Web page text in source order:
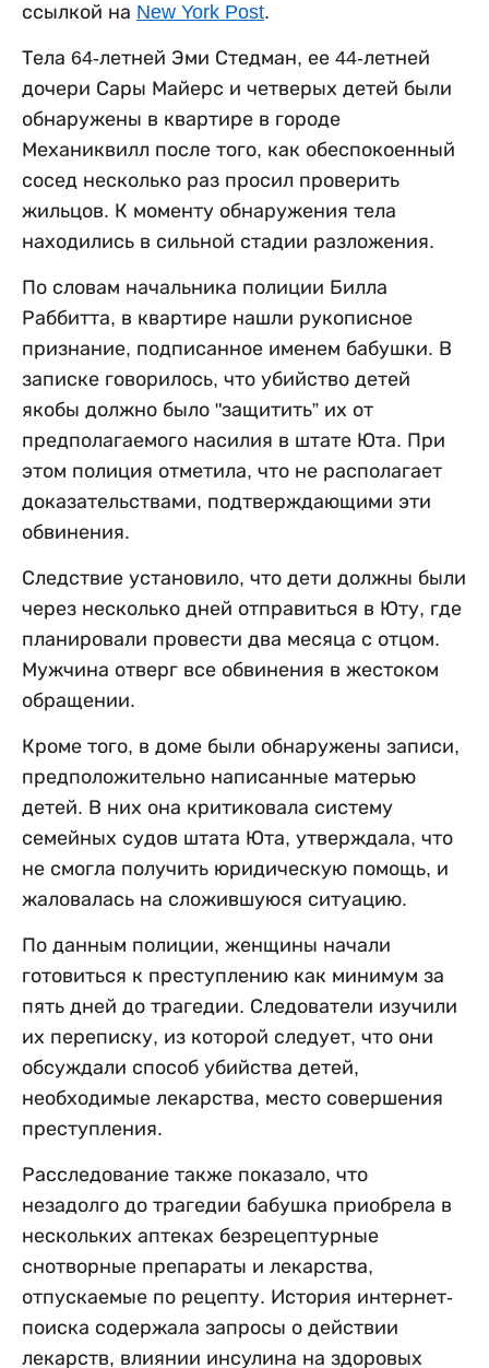
ссылкой на New York Post.
Тела 64-летней Эми Стедман, ее 44-летней
дочери Сары Майерс и четверых детей были
обнаружены в квартире в городе
Механиквилл после того, как обеспокоенный
сосед несколько раз просил проверить
жильцов. К моменту обнаружения тела
находились в сильной стадии разложения.
По словам начальника полиции Билла
Раббитта, в квартире нашли рукописное
признание, подписанное именем бабушки. В
записке говорилось, что убийство детей
якобы должно было "защитить” их от
предполагаемого насилия в штате Юта. При
этом полиция отметила, что не располагает
доказательствами, подтверждающими эти
обвинения.
Следствие установило, что дети должны были
через несколько дней отправиться в Юту, где
планировали провести два месяца с отцом.
Мужчина отверг все обвинения в жестоком
обращении.
Кроме того, в доме были обнаружены записи,
предположительно написанные матерью
детей. В них она критиковала систему
семейных судов штата Юта, утверждала, что
не смогла получить юридическую помощь, и
жаловалась на сложившуюся ситуацию.
По данным полиции, женщины начали
готовиться к преступлению как минимум за
пять дней до трагедии. Следователи изучили
их переписку, из которой следует, что они
обсуждали способ убийства детей,
необходимые лекарства, место совершения
преступления.
Расследование также показало, что
незадолго до трагедии бабушка приобрела в
нескольких аптеках безрецептурные
снотворные препараты и лекарства,
отпускаемые по рецепту. История интернет-
поиска содержала запросы о действии
лекарств, влиянии инсулина на здоровых